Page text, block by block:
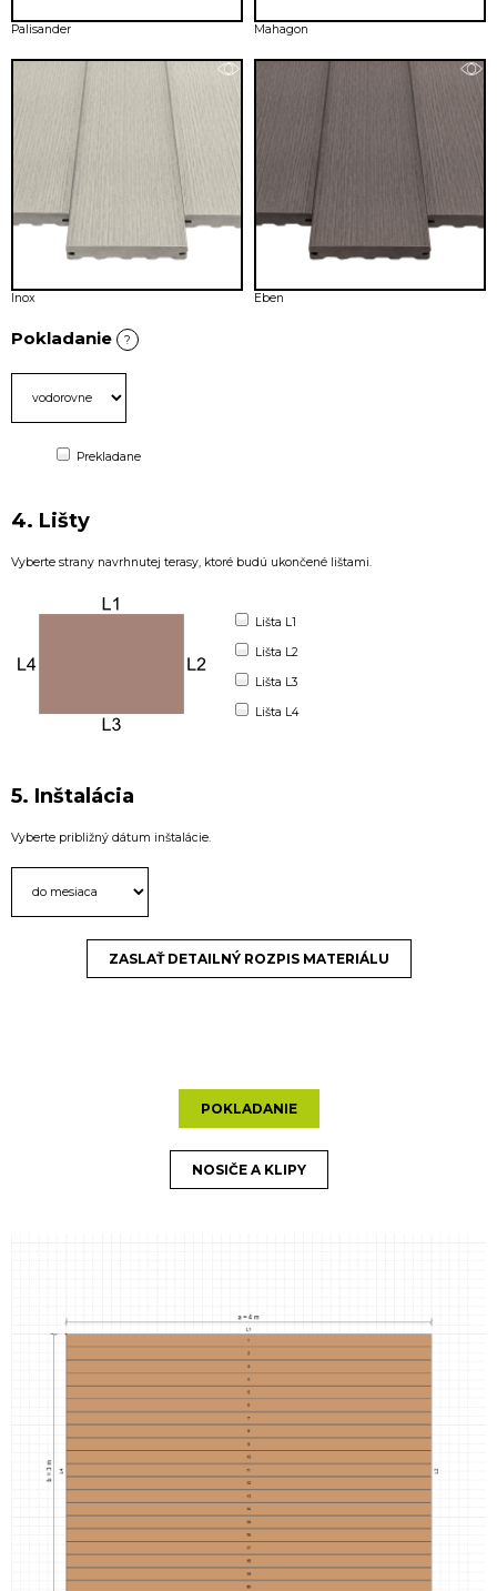
Palisander Mahagon
Inox Eben
Pokladanie ?
Prekladane
4. Lišty
Vyberte strany navrhnutej terasy, ktoré budú ukončené lištami.
Lišta L1
Lišta L2
Lišta L3
Lišta L4
5. Inštalácia
Vyberte približný dátum inštalácie.
ZASLAŤ DETAILNÝ ROZPIS MATERIÁLU
POKLADANIE
NOSIČE A KLIPY